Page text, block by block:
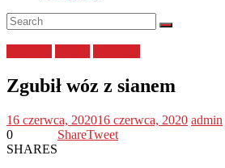
Zgubił wóz z sianem
16 czerwca, 202016 czerwca, 2020 admin
0
SHARES
ShareTweet